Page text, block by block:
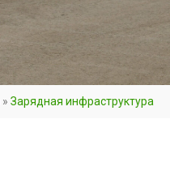
» Зарядная инфраструктура